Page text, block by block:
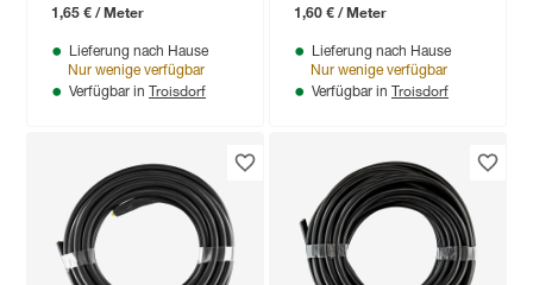
1,65 € / Meter
Lieferung nach Hause
Nur wenige verfügbar
Verfügbar in Troisdorf
1,60 € / Meter
Lieferung nach Hause
Nur wenige verfügbar
Verfügbar in Troisdorf